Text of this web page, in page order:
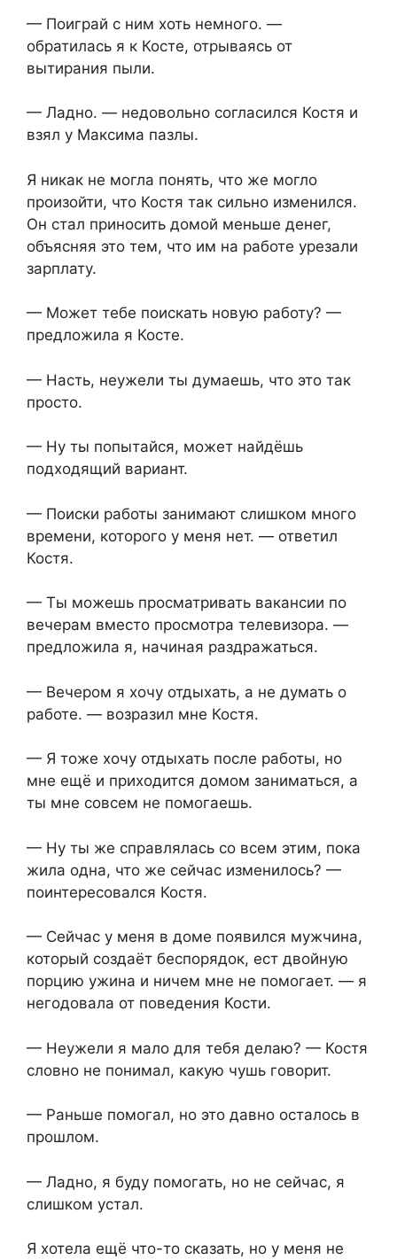
— Поиграй с ним хоть немного. —
обратилась я к Косте, отрываясь от
вытирания пыли.
— Ладно. — недовольно согласился Костя и
взял у Максима пазлы.
Я никак не могла понять, что же могло
произойти, что Костя так сильно изменился.
Он стал приносить домой меньше денег,
объясняя это тем, что им на работе урезали
зарплату.
— Может тебе поискать новую работу? —
предложила я Косте.
— Насть, неужели ты думаешь, что это так
просто.
— Ну ты попытайся, может найдёшь
подходящий вариант.
— Поиски работы занимают слишком много
времени, которого у меня нет. — ответил
Костя.
— Ты можешь просматривать вакансии по
вечерам вместо просмотра телевизора. —
предложила я, начиная раздражаться.
— Вечером я хочу отдыхать, а не думать о
работе. — возразил мне Костя.
— Я тоже хочу отдыхать после работы, но
мне ещё и приходится домом заниматься, а
ты мне совсем не помогаешь.
— Ну ты же справлялась со всем этим, пока
жила одна, что же сейчас изменилось? —
поинтересовался Костя.
— Сейчас у меня в доме появился мужчина,
который создаёт беспорядок, ест двойную
порцию ужина и ничем мне не помогает. — я
негодовала от поведения Кости.
— Неужели я мало для тебя делаю? — Костя
словно не понимал, какую чушь говорит.
— Раньше помогал, но это давно осталось в
прошлом.
— Ладно, я буду помогать, но не сейчас, я
слишком устал.
Я хотела ещё что-то сказать, но у меня не